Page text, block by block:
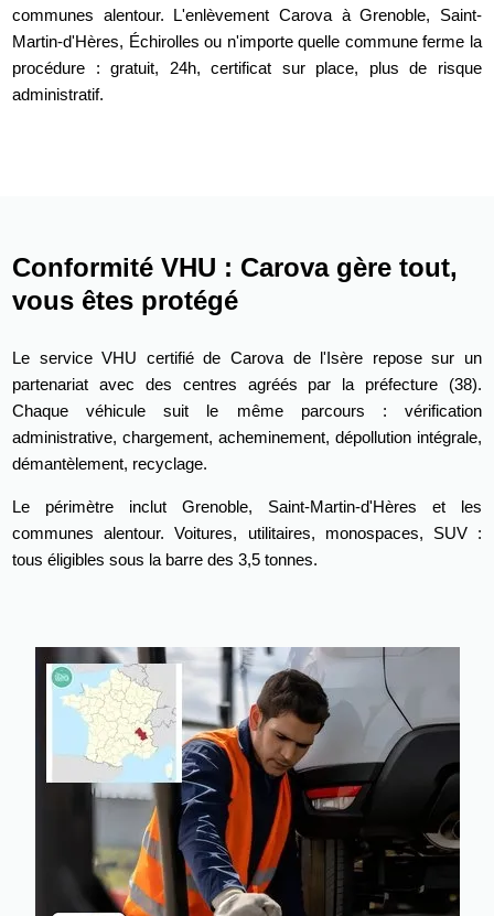
communes alentour. L'enlèvement Carova à Grenoble, Saint-
Martin-d'Hères, Échirolles ou n'importe quelle commune ferme la
procédure : gratuit, 24h, certificat sur place, plus de risque
administratif.
Conformité VHU : Carova gère tout,
vous êtes protégé
Le service VHU certifié de Carova de l'Isère repose sur un
partenariat avec des centres agréés par la préfecture (38).
Chaque véhicule suit le même parcours : vérification
administrative, chargement, acheminement, dépollution intégrale,
démantèlement, recyclage.
Le périmètre inclut Grenoble, Saint-Martin-d'Hères et les
communes alentour. Voitures, utilitaires, monospaces, SUV :
tous éligibles sous la barre des 3,5 tonnes.